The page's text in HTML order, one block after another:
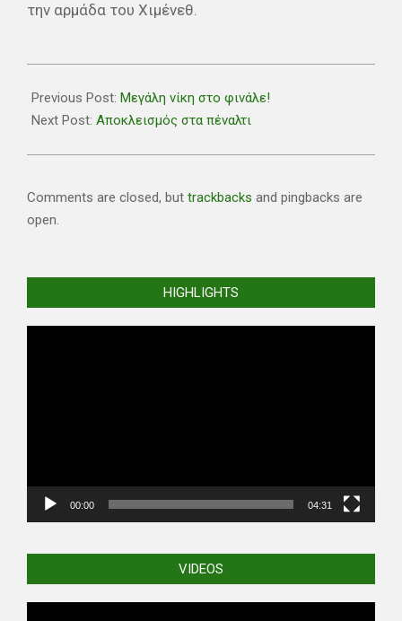
την αρμάδα του Χιμένεθ.
01-
26
Previous Post: Μεγάλη νίκη στο φινάλε!
Next Post: Αποκλεισμός στα πέναλτι
Comments are closed, but trackbacks and pingbacks are
open.
HIGHLIGHTS
00:00 04:31
VIDEOS